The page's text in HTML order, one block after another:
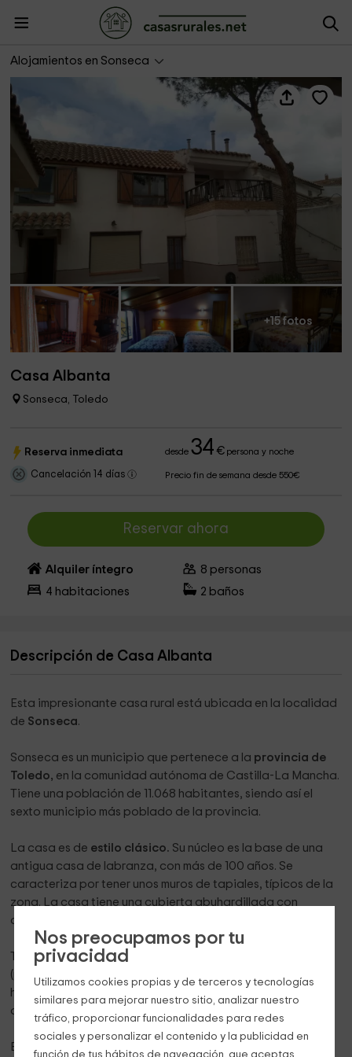
Nos preocupamos por tu
privacidad
Utilizamos cookies propias y de terceros y tecnologías
similares para mejorar nuestro sitio, analizar nuestro
tráfico, proporcionar funcionalidades para redes
sociales y personalizar el contenido y la publicidad en
función de tus hábitos de navegación, que aceptas
Alojamientos en Sonseca
+15 fotos
Casa Albanta
Sonseca, Toledo
Reserva inmediata desde34 €persona y noche
Cancelación 14 días Precio fin de semana desde 550€
Reservar ahora
Alquiler íntegro 8 personas
4 habitaciones 2 baños
Descripción de Casa Albanta
Esta impresionante casa rural está ubicada en la localidad
de Sonseca.
Sonseca es un municipio que pertenece a la provincia de
Toledo, en la comunidad autónoma de Castilla-La Mancha.
Tiene una población de 11.068 habitantes, siendo así el
sexto municipio más poblado de la provincia.
La casa es de estilo clásico. Su núcleo es la base de una
antigua casa de labranza, con más de 100 años. Se
caracteriza por tener unos muros de tapiales, típicos de la
zona. La casa tiene una cubierta abuhardillada con
artesonado de madera.
Tiene unasuperfície de 150 m2,
(primera y buhardilla)
El máximo de personas que pueden
hospedarse en la casa, es de 8 personas, ubicadas en 4
dormitorios.
En la primera planta se encuentran todas las habitaciones